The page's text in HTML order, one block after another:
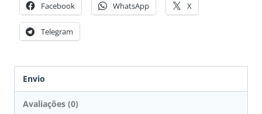
Facebook WhatsApp X
Telegram
Envio
Avaliações (0)